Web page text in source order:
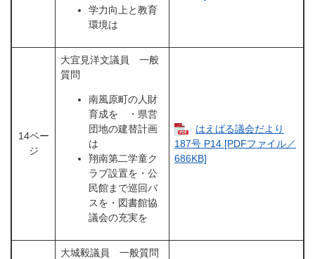
学力向上と教育
環境は
14ペー
ジ
大宜見洋文議員 一般
質問
南風原町の人財
育成を ・県営
団地の建替計画
は
翔南第二学童ク
ラブ設置を・公
民館まで巡回バ
スを・図書館協
議会の充実を
はえばる議会だより
187号 P14 [PDFファイル／
686KB]
大城毅議員 一般質問